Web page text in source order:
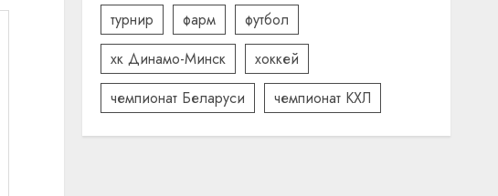
турнир
фарм
футбол
хк Динамо-Минск
хоккей
чемпионат Беларуси
чемпионат КХЛ